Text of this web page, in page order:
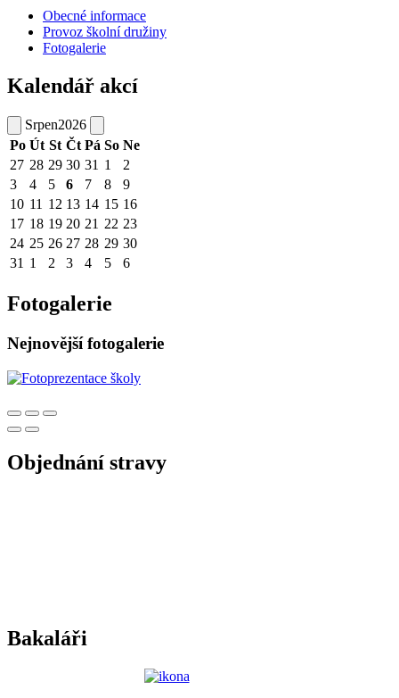
Obecné informace
Provoz školní družiny
Fotogalerie
Kalendář akcí
Srpen2026
Po Út St Čt Pá So Ne
27 28 29 30 31 1
2
3
4 5 6 7 8
9
10 11 12 13 14 15 16
17 18 19 20 21 22 23
24 25 26 27 28 29 30
31 1 2 3 4 5 6
Fotogalerie
Nejnovější fotogalerie
Objednání stravy
Bakaláři